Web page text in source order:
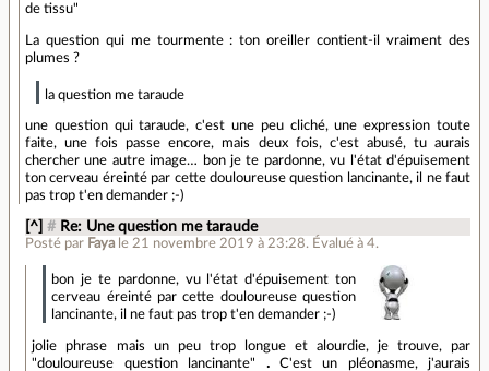
de tissu"
La question qui me tourmente : ton oreiller contient-il vraiment des
plumes ?
la question me taraude
une question qui taraude, c'est une peu cliché, une expression toute
faite, une fois passe encore, mais deux fois, c'est abusé, tu aurais
chercher une autre image… bon je te pardonne, vu l'état d'épuisement
ton cerveau éreinté par cette douloureuse question lancinante, il ne faut
pas trop t'en demander ;-)
[^] # Re: Une question me taraude
Posté par Faya le 21 novembre 2019 à 23:28. Évalué à4.
bon je te pardonne, vu l'état d'épuisement ton
cerveau éreinté par cette douloureuse question
lancinante, il ne faut pas trop t'en demander ;-)
jolie phrase mais un peu trop longue et alourdie, je trouve, par
"douloureuse question lancinante" .C'est un pléonasme, j'aurais